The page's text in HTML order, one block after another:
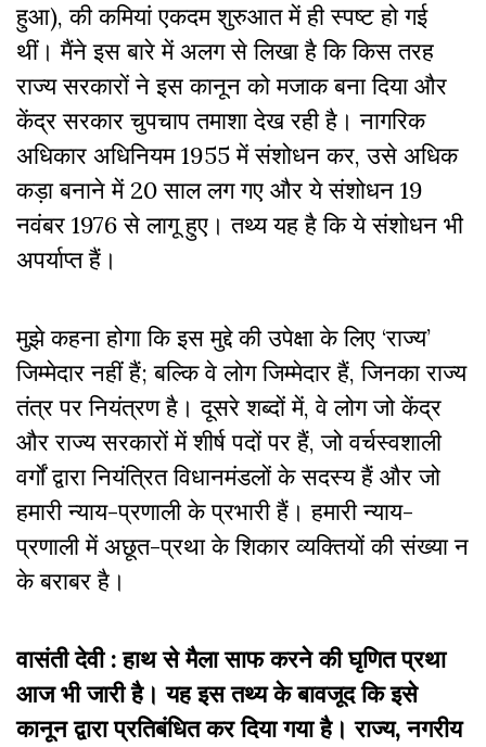
हुआ), की कमियां एकदम शुरुआत में ही स्पष्ट हो गई
थीं। मैंने इस बारे में अलग से लिखा है कि किस तरह
राज्य सरकारों ने इस कानून को मजाक बना दिया और
केंद्र सरकार चुपचाप तमाशा देख रही है। नागरिक
अधिकार अधिनियम 1955 में संशोधन कर, उसे अधिक
कड़ा बनाने में 20 साल लग गए और ये संशोधन 19
नवंबर 1976 से लागू हुए। तथ्य यह है कि ये संशोधन भी
अपर्याप्त हैं।
मुझे कहना होगा कि इस मुद्दे की उपेक्षा के लिए ‘राज्य’
जिम्मेदार नहीं हैं; बल्कि वे लोग जिम्मेदार हैं, जिनका राज्य
तंत्र पर नियंत्रण है। दूसरे शब्दों में, वे लोग जो केंद्र
और राज्य सरकारों में शीर्ष पदों पर हैं, जो वर्चस्वशाली
वर्गों द्वारा नियंत्रित विधानमंडलों के सदस्य हैं और जो
हमारी न्याय-प्रणाली के प्रभारी हैं। हमारी न्याय-
प्रणाली में अछूत-प्रथा के शिकार व्यक्तियों की संख्या न
के बराबर है।
वासंती देवी : हाथ से मैला साफ करने की घृणित प्रथा
आज भी जारी है। यह इस तथ्य के बावजूद कि इसे
कानून द्वारा प्रतिबंधित कर दिया गया है। राज्य, नगरीय